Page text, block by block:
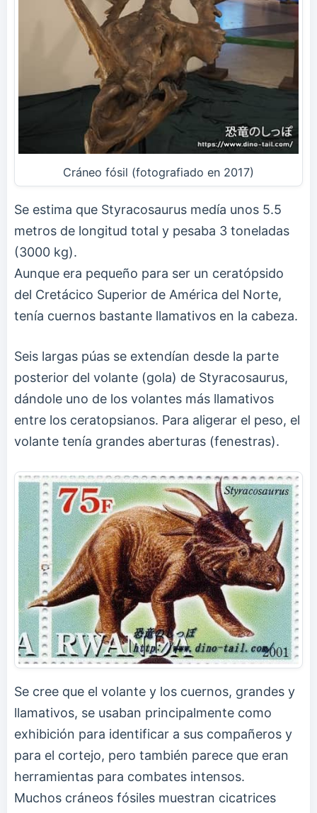
Cráneo fósil (fotografiado en 2017)
Se estima que Styracosaurus medía unos 5.5
metros de longitud total y pesaba 3 toneladas
(3000 kg).
Aunque era pequeño para ser un ceratópsido
del Cretácico Superior de América del Norte,
tenía cuernos bastante llamativos en la cabeza.
Seis largas púas se extendían desde la parte
posterior del volante (gola) de Styracosaurus,
dándole uno de los volantes más llamativos
entre los ceratopsianos. Para aligerar el peso, el
volante tenía grandes aberturas (fenestras).
Se cree que el volante y los cuernos, grandes y
llamativos, se usaban principalmente como
exhibición para identificar a sus compañeros y
para el cortejo, pero también parece que eran
herramientas para combates intensos.
Muchos cráneos fósiles muestran cicatrices